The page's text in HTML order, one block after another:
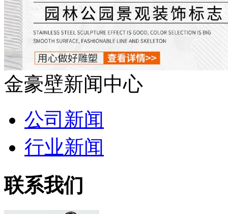
金豪壁新闻中心
公司新闻
行业新闻
联系我们